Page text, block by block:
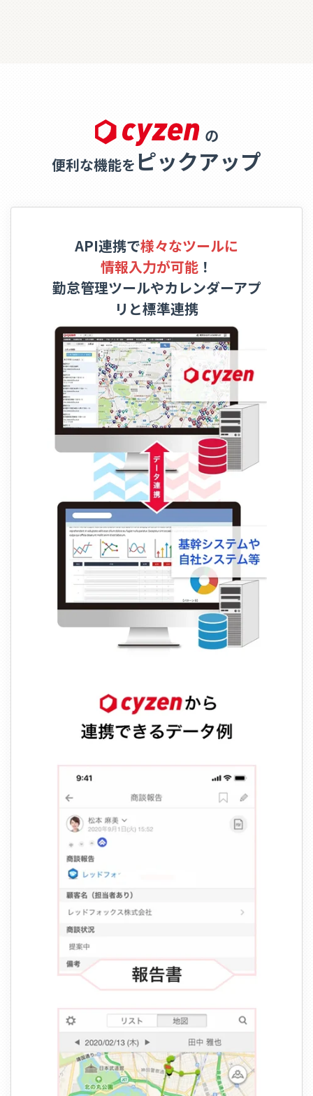
の
便利な機能を ピックアップ
API連携で様々なツールに
情報入力が可能 ！
勤怠管理ツールやカレンダーアプ
リと標準連携